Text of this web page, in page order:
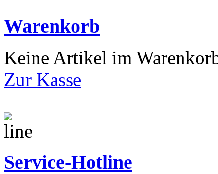
Warenkorb
Keine Artikel im
Zur Kasse
Service-Hotline